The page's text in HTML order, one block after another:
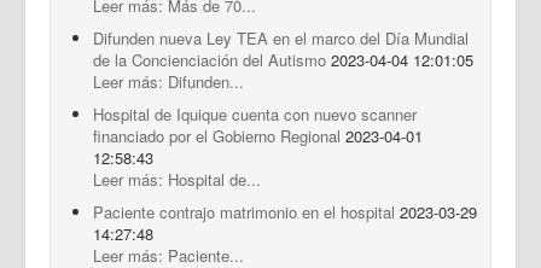
Leer más: Más de 70...
Difunden nueva Ley TEA en el marco del Día Mundial
de la Concienciación del Autismo 2023-04-04 12:01:05
Leer más: Difunden...
Hospital de Iquique cuenta con nuevo scanner
financiado por el Gobierno Regional 2023-04-01
12:58:43
Leer más: Hospital de...
Paciente contrajo matrimonio en el hospital 2023-03-29
14:27:48
Leer más: Paciente...